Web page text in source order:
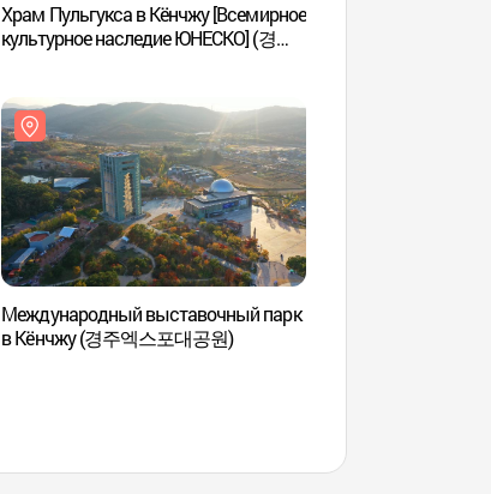
Храм Пульгукса в Кёнчжу [Всемирное
культурное наследие ЮНЕСКО] (경주
Международный выставочный парк
в Кёнчжу (경주엑스포대공원)